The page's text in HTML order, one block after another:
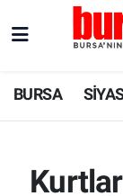
BURSA